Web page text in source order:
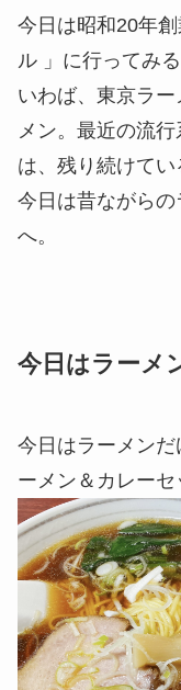
今日は昭和20年
ル 」に行ってみる
いわば、東京ラ
メン。最近の流
は、残り続けてい
今日は昔ながら
へ。
今日はラーメ
今日はラーメン
ーメン＆カレーセ